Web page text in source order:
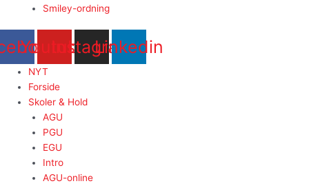
Smiley-ordning
Youtube
Instagram
Linkedin
NYT
Forside
Skoler & Hold
AGU
PGU
EGU
Intro
AGU-online